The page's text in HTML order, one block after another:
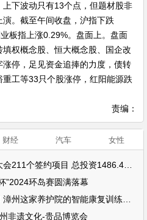
下波动只有13个点，但题材股非
。截至午间收盘，沪指下跌
板指上涨0.29%。盘面上。盘面
填权概念股、恒大概念股、国企改
停，足见资金追捧的力度，债转
工等33只个股涨停，红阳能源跌
责编：
财经 汽车 女性
”2024环岛赛圆满落幕
非遗文化-贵品博览会